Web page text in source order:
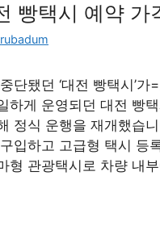
빵택시 예약
단됐던 ‘대전 빵택시’
하게 운영되던 대전 빵
정식 운행을 재개했습
입하고 고급형 택시 등
형 관광택시로 차량 내